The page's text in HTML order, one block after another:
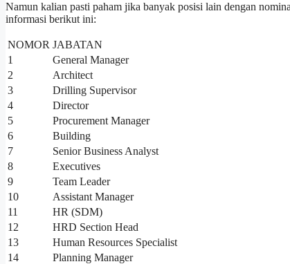
Namun kalian pasti paham jika banyak posisi lain dengan
informasi berikut ini:
NOMOR JABATAN
1
General Manager
2
Architect
3
Drilling Supervisor
4
Director
5
Procurement Manager
6
Building
7
Senior Business Analyst
8
Executives
9
Team Leader
10
Assistant Manager
11
HR (SDM)
12
HRD Section Head
13
Human Resources Specialist
14
Planning Manager